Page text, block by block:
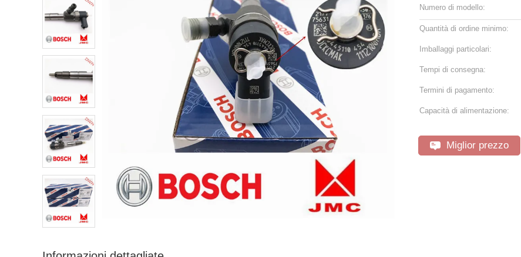
Numero di modello:
Quantità di ordine minimo:
Imballaggi particolari:
Tempi di consegna:
Termini di pagamento:
Capacità di alimentazione:
Miglior prezzo